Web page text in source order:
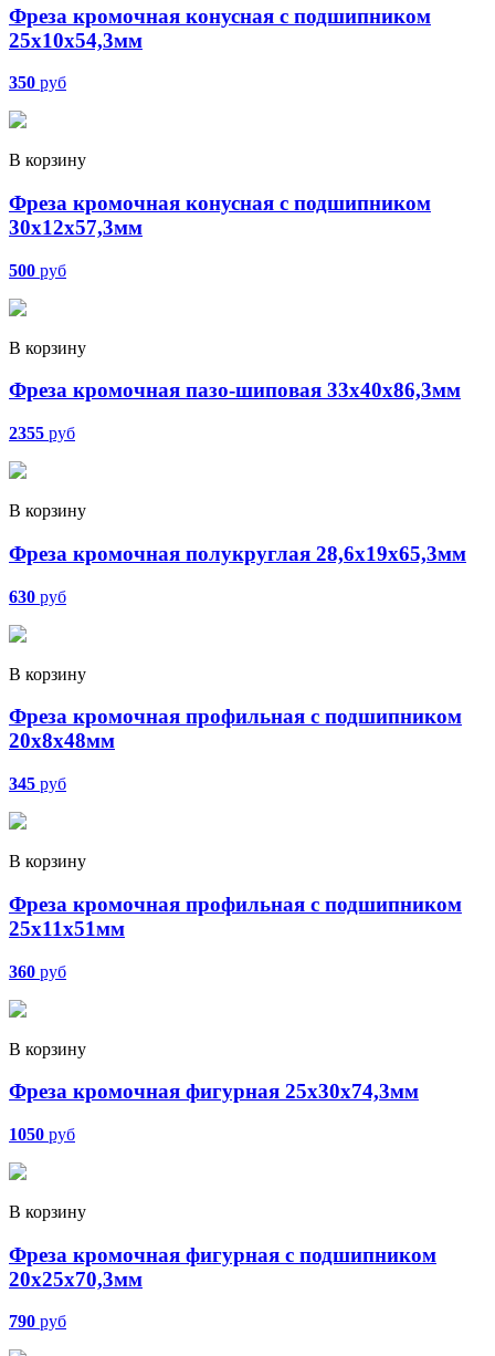
Фреза кромочная конусная с подшипником
25х10х54,3мм
350 руб
В корзину
Фреза кромочная конусная с подшипником
30х12х57,3мм
500 руб
В корзину
Фреза кромочная пазо-шиповая 33х40х86,3мм
2355 руб
В корзину
Фреза кромочная полукруглая 28,6х19х65,3мм
630 руб
В корзину
Фреза кромочная профильная с подшипником
20х8х48мм
345 руб
В корзину
Фреза кромочная профильная с подшипником
25х11х51мм
360 руб
В корзину
Фреза кромочная фигурная 25х30х74,3мм
1050 руб
В корзину
Фреза кромочная фигурная с подшипником
20х25х70,3мм
790 руб